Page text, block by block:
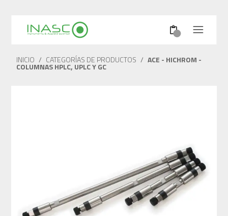
INICIO / CATEGORÍAS DE PRODUCTOS / ACE - HICHROM -
COLUMNAS HPLC, UPLC Y GC